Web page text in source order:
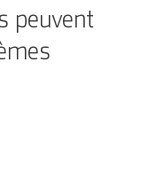
peuvent